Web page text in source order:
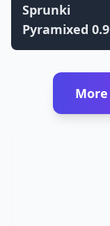
Sprunki
Pyramixed 0.9